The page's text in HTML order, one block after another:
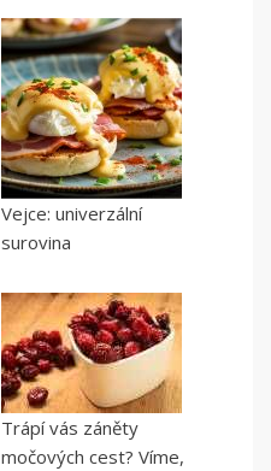
Vejce: univerzální
surovina
Trápí vás záněty
močových cest? Víme,